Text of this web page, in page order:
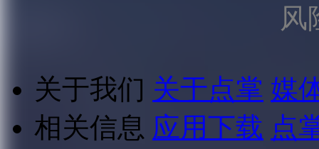
风
关于我们 关于点掌 媒
相关信息 应用下载 点